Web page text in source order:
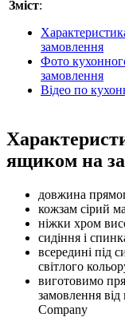
Зміст:
замовлення
Фото
замовлення
Відео по
ящиком на
довжина
кожзам сірий
ніжки хром
сидіння і
всередині під
світлого
виготовимо
замовлення
Company